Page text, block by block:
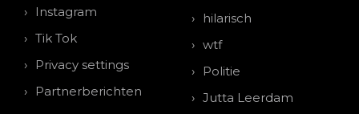
Instagram
Tik Tok
Privacy settings
Partnerberichten
hilarisch
wtf
Politie
Jutta Leerdam